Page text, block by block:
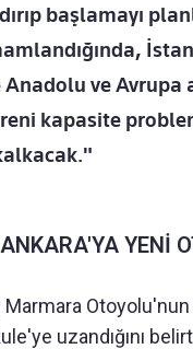
başlamayı
ve Avrupa
kapasite
YENİ
Marmara
uzandığını